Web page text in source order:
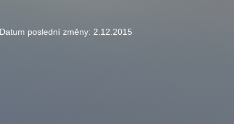
Datum poslední změny: 2.12.2015